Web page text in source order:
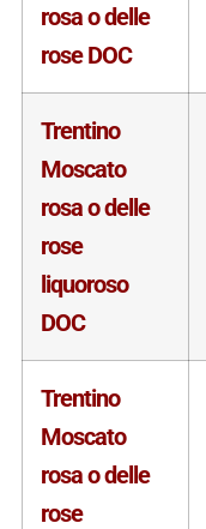
rosa o delle
rose DOC
Trentino
Moscato
rosa o delle
rose
liquoroso
DOC
Trentino
Moscato
rosa o delle
rose